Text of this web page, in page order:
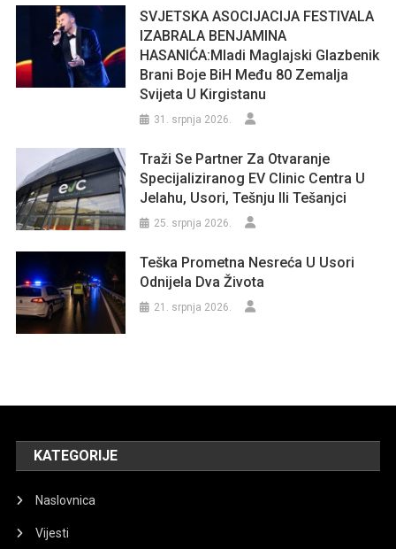
SVJETSKA ASOCIJACIJA FESTIVALA
IZABRALA BENJAMINA
HASANIĆA:Mladi Maglajski Glazbenik
Brani Boje BiH Među 80 Zemalja
Svijeta U Kirgistanu
31. srpnja 2026.
Traži Se Partner Za Otvaranje
Specijaliziranog EV Clinic Centra U
Jelahu, Usori, Tešnju Ili Tešanjci
25. srpnja 2026.
Teška Prometna Nesreća U Usori
Odnijela Dva Života
21. srpnja 2026.
KATEGORIJE
Naslovnica
Vijesti